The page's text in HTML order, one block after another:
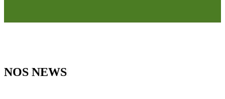
NOS NEWS